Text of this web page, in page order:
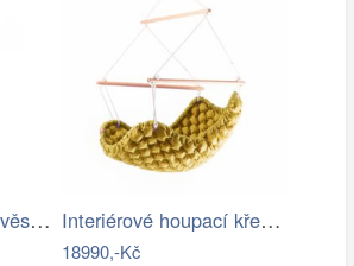
Hnědý stojan na závěsné houpací křeslo… Interiérové houpací křeslo Swingy In…
18990,-Kč